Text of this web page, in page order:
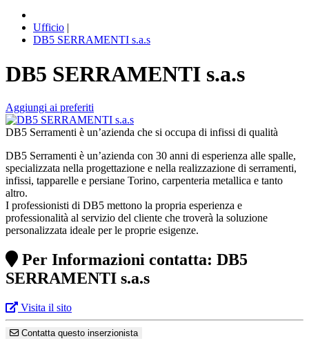
Ufficio |
DB5 SERRAMENTI s.a.s
DB5 SERRAMENTI s.a.s
Aggiungi ai preferiti
DB5 Serramenti è un’azienda che si occupa di infissi di qualità
DB5 Serramenti è un’azienda con 30 anni di esperienza alle spalle,
specializzata nella progettazione e nella realizzazione di serramenti,
infissi, tapparelle e persiane Torino, carpenteria metallica e tanto
altro.
I professionisti di DB5 mettono la propria esperienza e
professionalità al servizio del cliente che troverà la soluzione
personalizzata ideale per le proprie esigenze.
Per Informazioni contatta: DB5
SERRAMENTI s.a.s
Visita il sito
Contatta questo inserzionista